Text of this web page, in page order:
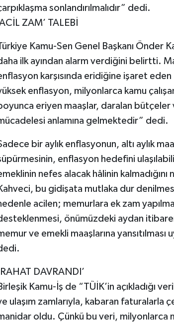
sonlandırılmalıdır” dedi.
ZAM’ TALEBİ
Kamu-Sen Genel Başkanı Önder
ilk ayından alarm verdiğini belirtti.
karşısında eridiğine işaret
enflasyon, milyonlarca kamu
eriyen maaşlar, daralan bütçeler
anlamına gelmektedir” dedi.
bir aylık enflasyonun, altı aylık
enflasyon hedefini
nefes alacak hâlinin
bu gidişata mutlaka dur
acilen; memurlara ek zam
önümüzdeki aydan
ve emekli maaşlarına
DAVRANDI’
Kamu-İş de “TÜİK’in açıkladığı
ulaşım zamlarıyla, kabaran faturalarla
oldu. Çünkü bu veri, milyonlarca